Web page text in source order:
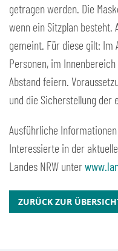
getragen werden. Die
wenn ein Sitzplan
gemeint. Für diese gilt: Im
Personen, im
Abstand feiern.
und die Sicherstellung
Ausführliche
Interessierte in der
Landes NRW unter
ZURÜCK ZUR